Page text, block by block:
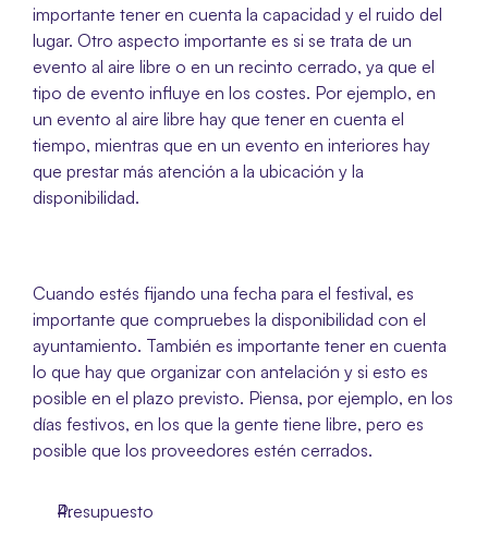
importante tener en cuenta la capacidad y el ruido del
lugar. Otro aspecto importante es si se trata de un
evento al aire libre o en un recinto cerrado, ya que el
tipo de evento influye en los costes. Por ejemplo, en
un evento al aire libre hay que tener en cuenta el
tiempo, mientras que en un evento en interiores hay
que prestar más atención a la ubicación y la
disponibilidad.
Cuando estés fijando una fecha para el festival, es
importante que compruebes la disponibilidad con el
ayuntamiento. También es importante tener en cuenta
lo que hay que organizar con antelación y si esto es
posible en el plazo previsto. Piensa, por ejemplo, en los
días festivos, en los que la gente tiene libre, pero es
posible que los proveedores estén cerrados.
Presupuesto